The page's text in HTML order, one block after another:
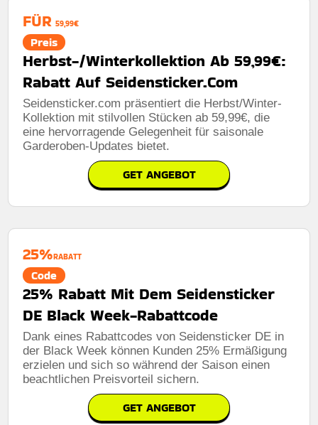
FÜR 59,99€
Preis
Herbst-/Winterkollektion Ab 59,99€:
Rabatt Auf Seidensticker.Com
Seidensticker.com präsentiert die Herbst/Winter-
Kollektion mit stilvollen Stücken ab 59,99€, die
eine hervorragende Gelegenheit für saisonale
Garderoben-Updates bietet.
GET ANGEBOT
25%RABATT
Code
25% Rabatt Mit Dem Seidensticker
DE Black Week-Rabattcode
Dank eines Rabattcodes von Seidensticker DE in
der Black Week können Kunden 25% Ermäßigung
erzielen und sich so während der Saison einen
beachtlichen Preisvorteil sichern.
GET ANGEBOT